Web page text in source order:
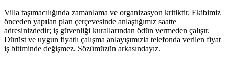
Villa taşımacılığında zamanlama ve organizasyon kritiktir. Ekibimiz
önceden yapılan plan çerçevesinde anlaştığımız saatte
adresinizdedir; iş güvenliği kurallarından ödün vermeden çalışır.
Dürüst ve uygun fiyatlı çalışma anlayışımızla telefonda verilen fiyat
iş bitiminde değişmez. Sözümüzün arkasındayız.